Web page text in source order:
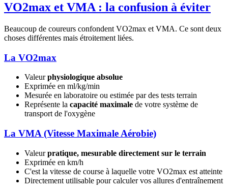
VO2max et VMA : la confusion à éviter
Beaucoup de coureurs confondent VO2max et VMA. Ce sont deux
choses différentes mais étroitement liées.
La VO2max
Valeurphysiologique absolue
Exprimée en ml/kg/min
Mesurée en laboratoire ou estimée par des tests terrain
Représente la capacité maximale de votre système de
transport de l'oxygène
La VMA (Vitesse Maximale Aérobie)
Valeurpratique, mesurable directement sur le terrain
Exprimée en km/h
C'est la vitesse de course à laquelle votre VO2max est atteinte
Directement utilisable pour calculer vos allures d'entraînement